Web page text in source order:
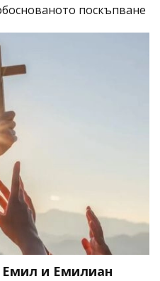
поскъпване
Емил и Емилиан